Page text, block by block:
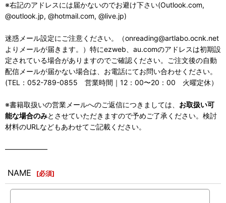
※右記のアドレスには届かないのでお避け下さい(Outlook.com,
@outlook.jp, @hotmail.com, @live.jp)
迷惑メール設定にご注意ください。（onreading@artlabo.ocnk.net
よりメールが届きます。）特にezweb、au.comのアドレスは初期設
定されている場合がありますのでご確認ください。ご注文後の自動
配信メールが届かない場合は、お電話にてお問い合わせください。
(TEL：052-789-0855 営業時間｜12：00〜20：00 火曜定休）
※書籍取扱いの営業メールへのご返信につきましては、 お取扱い可
能な場合のみとさせていただきますので予めご了承ください。検討
材料のURLなどもあわせてご記載ください。
――――――
NAME [必須]